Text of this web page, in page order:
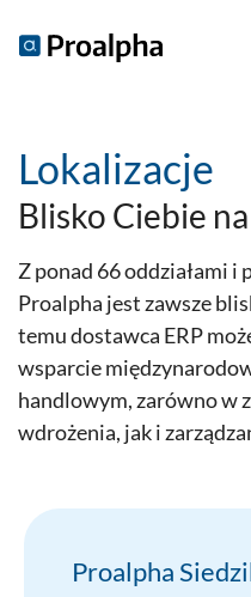
Lokalizacje
Blisko Ciebie
Z ponad 66 oddziałami i
Proalpha jest zawsze
temu dostawca ERP
wsparcie
handlowym, zarówno w
wdrożenia, jak i
Proalpha